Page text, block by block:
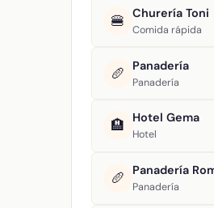
🍔 Churería Toni
Comida rápida
🥖 Panadería
Panadería
🏨 Hotel Gema
Hotel
🥖 Panadería
Panadería